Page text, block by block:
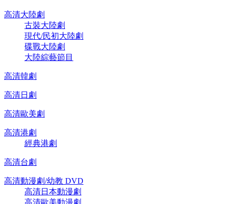
高清大陸劇
古裝大陸劇
現代/民初大陸劇
碟戰大陸劇
大陸綜藝節目
高清韓劇
高清日劇
高清歐美劇
高清港劇
經典港劇
高清台劇
高清動漫劇/幼教 DVD
高清日本動漫劇
高清歐美動漫劇